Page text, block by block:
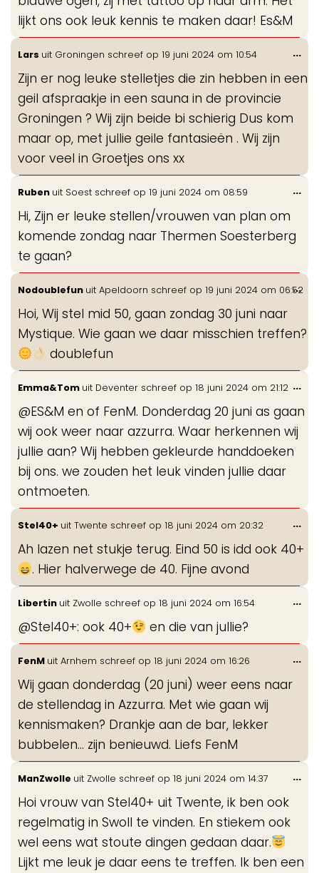
lijkt ons ook leuk kennis te maken daar! Es&M
Lars uit Groningen schreef op 19 juni 2024 om 10:54
Zijn er nog leuke stelletjes die zin hebben in een
geil afspraakje in een sauna in de provincie
Groningen ? Wij zijn beide bi schierig Dus kom
maar op, met jullie geile fantasieën . Wij zijn
voor veel in Groetjes ons xx
...
Ruben uit Soest schreef op 19 juni 2024 om 08:59
Hi, Zijn er leuke stellen/vrouwen van plan om
komende zondag naar Thermen Soesterberg
te gaan?
...
Nodoublefun uit Apeldoorn schreef op 19 juni 2024 om 06:52
Hoi, Wij stel mid 50, gaan zondag 30 juni naar
Mystique. Wie gaan we daar misschien treffen?
doublefun
...
Emma&Tom uit Deventer schreef op 18 juni 2024 om 21:12
@ES&M en of FenM. Donderdag 20 juni as gaan
wij ook weer naar azzurra. Waar herkennen wij
jullie aan? Wij hebben gekleurde handdoeken
bij ons. we zouden het leuk vinden jullie daar
ontmoeten.
...
Stel40+ uit Twente schreef op 18 juni 2024 om 20:32
Ah lazen net stukje terug. Eind 50 is idd ook 40+
. Hier halverwege de 40. Fijne avond
...
Libertin uit Zwolle schreef op 18 juni 2024 om 16:54
@Stel40+: ook 40+ en die van jullie?
...
FenM uit Arnhem schreef op 18 juni 2024 om 16:26
Wij gaan donderdag (20 juni) weer eens naar
de stellendag in Azzurra. Met wie gaan wij
kennismaken? Drankje aan de bar, lekker
bubbelen... zijn benieuwd. Liefs FenM
...
ManZwolle uit Zwolle schreef op 18 juni 2024 om 14:37
Hoi vrouw van Stel40+ uit Twente, ik ben ook
regelmatig in Swoll te vinden. En stiekem ook
wel eens wat stoute dingen gedaan daar.
Lijkt me leuk je daar eens te treffen. Ik ben een
...